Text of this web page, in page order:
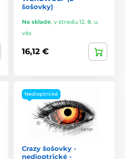
šošovky)
Na sklade, v stredu 12. 8. u
vás
16,12 €
Nedioptrické
Crazy šošovky -
nedioptrické -